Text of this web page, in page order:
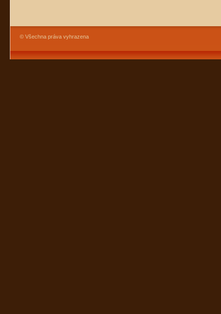
© Všechna práva vyhrazena